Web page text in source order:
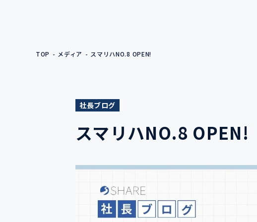
TOP メディア スマリハNO.8 OPEN!
社長ブログ
スマリハNO.8 OPEN!